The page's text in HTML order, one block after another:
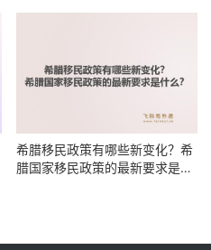
希腊移民政策有哪些新变化？希
腊国家移民政策的最新要求是什